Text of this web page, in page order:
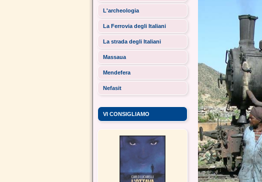
L'archeologia
La Ferrovia degli Italiani
La strada degli Italiani
Massaua
Mendefera
Nefasit
VI CONSIGLIAMO